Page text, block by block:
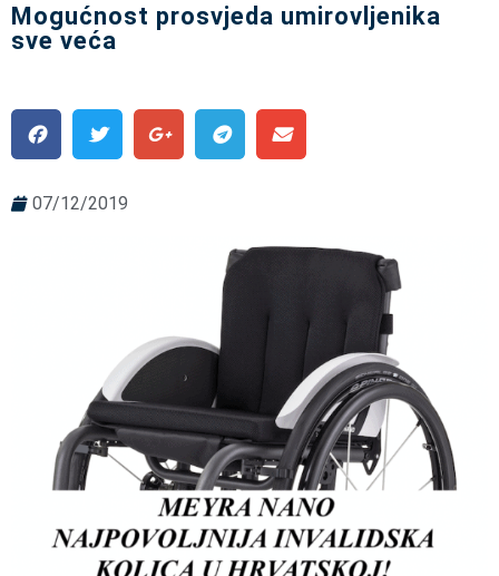
Mogućnost prosvjeda umirovljenika
sve veća
07/12/2019